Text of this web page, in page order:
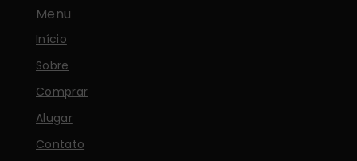
Menu
Início
Sobre
Comprar
Alugar
Contato